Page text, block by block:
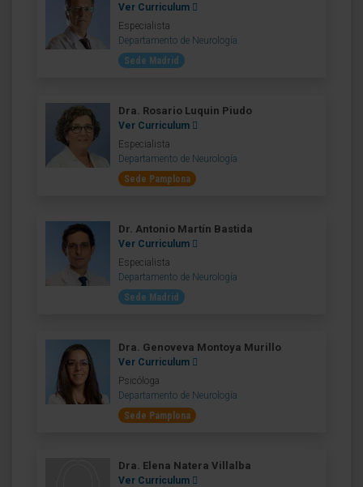
Ver Curriculum
Especialista
Departamento de Neurología
Sede Madrid
Dra. Rosario Luquin Piudo
Ver Curriculum
Especialista
Departamento de Neurología
Sede Pamplona
Dr. Antonio Martín Bastida
Ver Curriculum
Especialista
Departamento de Neurología
Sede Madrid
Dra. Genoveva Montoya Murillo
Ver Curriculum
Psicóloga
Departamento de Neurología
Sede Pamplona
Dra. Elena Natera Villalba
Ver Curriculum